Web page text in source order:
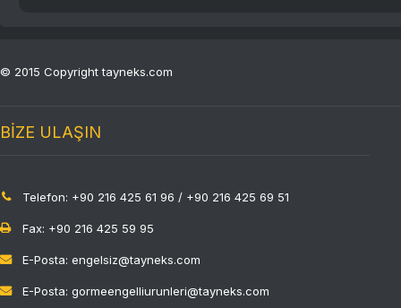
© 2015 Copyright tayneks.com
BİZE ULAŞIN
Telefon: +90 216 425 61 96 / +90 216 425 69 51
Fax: +90 216 425 59 95
E-Posta: engelsiz@tayneks.com
E-Posta: gormeengelliurunleri@tayneks.com